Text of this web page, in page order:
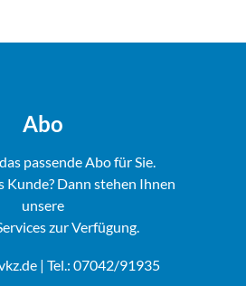
Abo
passende Abo für Sie.
Kunde? Dann stehen Ihnen
unsere
zur Verfügung.
| Tel.: 07042/91935